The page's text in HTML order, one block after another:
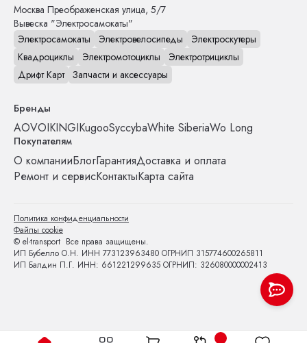
Москва Преображенская улица, 5/7
Вывеска "Электросамокаты"
Электросамокаты
Электровелосипеды
Электроскутеры
Квадроциклы
Электромотоциклы
Электротрициклы
Дрифт Карт Запчасти и аксессуары
Бренды
AOVOIKINGIKugooSyccybaWhite SiberiaWo Long
Покупателям
О компанииБлогГарантияДоставка и оплата
Ремонт и сервисКонтактыКарта сайта
© el-transport Все права защищены.
ИП Бубелло О.Н. ИНН 773123963480 ОГРНИП 315774600265811
ИП Балдин П.Г. ИНН: 661221299635 ОГРНИП: 326080000002413
Политика конфиденциальности
Файлы cookie